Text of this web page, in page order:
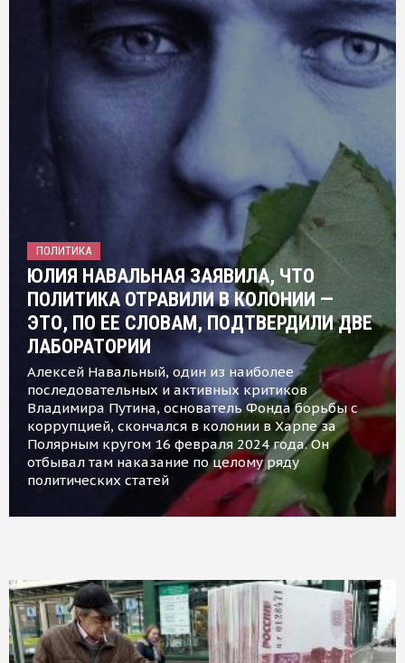
ПОЛИТИКА
ЮЛИЯ НАВАЛЬНАЯ ЗАЯВИЛА, ЧТО
ПОЛИТИКА ОТРАВИЛИ В КОЛОНИИ —
ЭТО, ПО ЕЕ СЛОВАМ, ПОДТВЕРДИЛИ ДВЕ
ЛАБОРАТОРИИ
Алексей Навальный, один из наиболее
последовательных и активных критиков
Владимира Путина, основатель Фонда борьбы с
коррупцией, скончался в колонии в Харпе за
Полярным кругом 16 февраля 2024 года. Он
отбывал там наказание по целому ряду
политических статей